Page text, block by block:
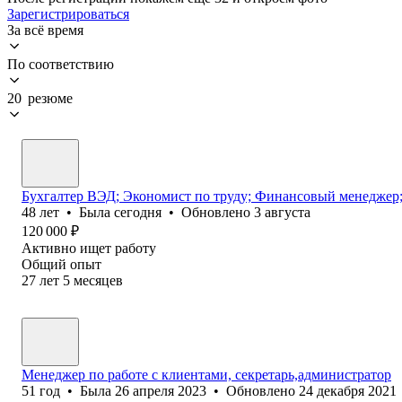
Зарегистрироваться
За всё время
По соответствию
20 резюме
Бухгалтер ВЭД; Экономист по труду; Финансовый
48 лет • Была сегодня • Обновлено 3 августа
120 000 ₽
Активно ищет работу
Общий опыт
27 лет 5 месяцев
Менеджер по работе с клиентами, секретарь,администратор
51 год • Была 26 апреля 2023 • Обновлено 24 декабря 2021